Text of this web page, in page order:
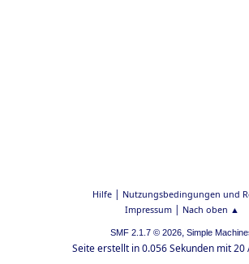
Hilfe| Nutzungsbedingungen und
Impressum| Nach oben ▲
SMF 2.1.7 © 2026, Simple
Seite erstellt in 0.056 Sekunden mit 20